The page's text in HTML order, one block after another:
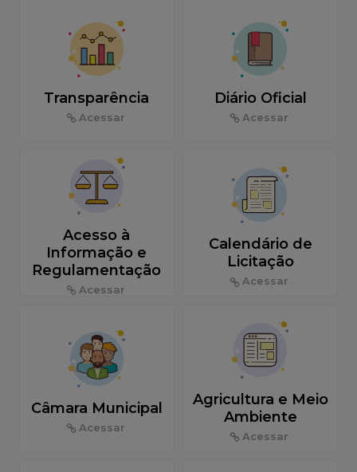
Transparência
Acessar
Diário Oficial
Acessar
Acesso à
Informação e
Regulamentação
Acessar
Calendário de
Licitação
Acessar
Câmara Municipal
Acessar
Agricultura e Meio
Ambiente
Acessar